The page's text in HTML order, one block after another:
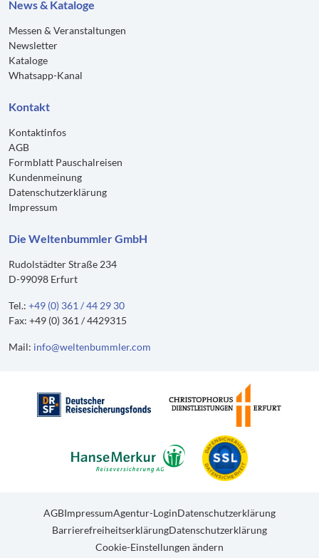
News & Kataloge
Messen & Veranstaltungen
Newsletter
Kataloge
Whatsapp-Kanal
Kontakt
Kontaktinfos
AGB
Formblatt Pauschalreisen
Kundenmeinung
Datenschutzerklärung
Impressum
Die Weltenbummler GmbH
Rudolstädter Straße 234
D-99098 Erfurt
Tel.: +49 (0) 361 / 44 29 30
Fax: +49 (0) 361 / 4429315
Mail: info@weltenbummler.com
AGBImpressumAgentur-LoginDatenschutzerklärung
BarrierefreiheitserklärungDatenschutzerklärung
Cookie-Einstellungen ändern